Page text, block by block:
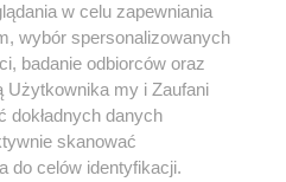
w celu zapewniania
wybór spersonalizowanych
badanie odbiorców oraz
Użytkownika my i Zaufani
dokładnych danych
skanować
do celów identyfikacji.